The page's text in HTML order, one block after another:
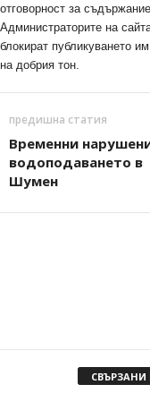
отговорност за
Администраторите на
блокират публикуването
на добрия тон.
предишна статия
Временни
водоподаването в
Шумен